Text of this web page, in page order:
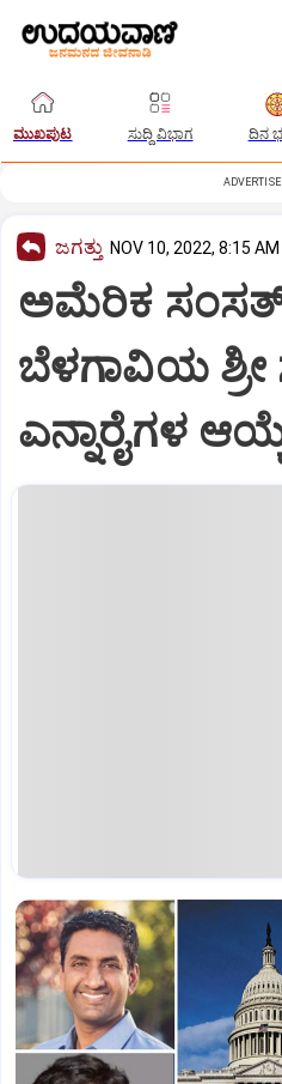
ಮುಖಪುಟ ಸುದ್ದಿ ವಿಭಾಗ ದಿನ
ಜಗತ್ತು NOV 10, 2022, 8:15
ಅಮೆರಿಕ ಸಂಸತ್‌
ಬೆಳಗಾವಿಯ ಶ್ರೀ
ಎನ್ನಾರೈಗಳ